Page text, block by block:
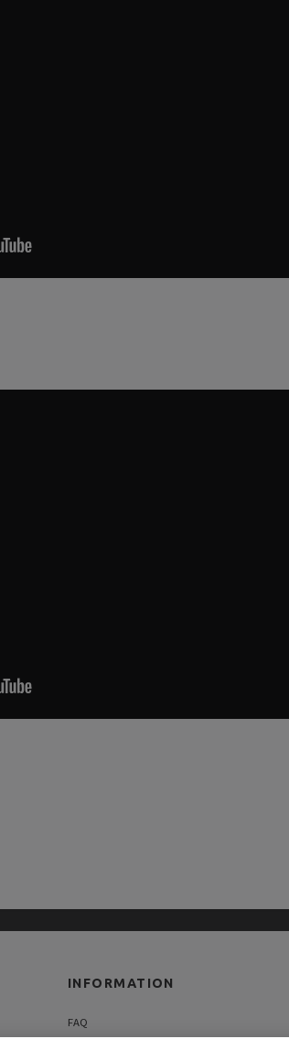
INFORMATION
FAQ